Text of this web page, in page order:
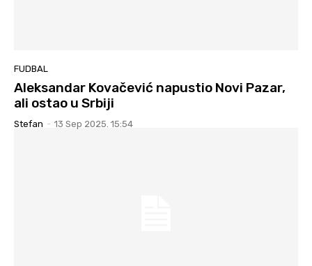
FUDBAL
Aleksandar Kovačević napustio Novi Pazar,
ali ostao u Srbiji
Stefan - 13 Sep 2025. 15:54